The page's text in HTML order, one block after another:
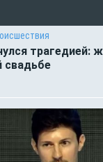
трагедией:
свадьбе